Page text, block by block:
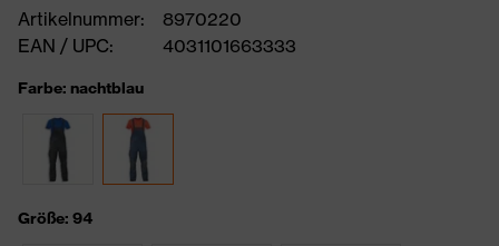
Artikelnummer:
8970220
EAN / UPC:
4031101663333
Farbe: nachtblau
Größe: 94